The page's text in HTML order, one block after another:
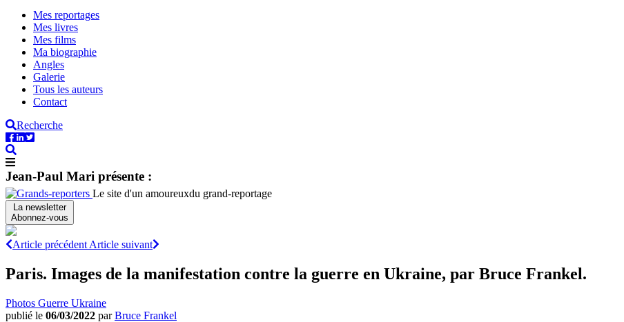
Mes reportages
Mes livres
Mes films
Ma biographie
Angles
Galerie
Tous les auteurs
Contact
Recherche
Jean-Paul Mari présente :
Le site d'un amoureuxdu grand-reportage
La newsletter
Abonnez-vous
Article précédent Article suivant
Paris. Images de la manifestation contre la guerre en Ukraine, par Bruce Frankel.
Photos Guerre Ukraine
publié le 06/03/2022 parBruce Frankel